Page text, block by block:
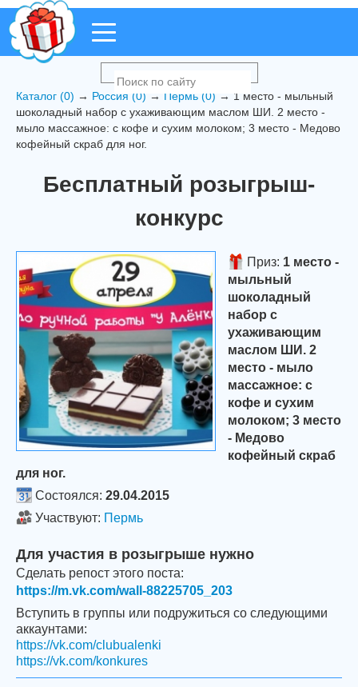
Каталог (0) → Россия (0) → Пермь (0) → 1 место - мыльный
шоколадный набор с ухаживающим маслом ШИ. 2 место -
мыло массажное: с кофе и сухим молоком; 3 место - Медово
кофейный скраб для ног.
Бесплатный розыгрыш-
конкурс
Приз: 1 место -
мыльный
шоколадный
набор с
ухаживающим
маслом ШИ. 2
место - мыло
массажное: с
кофе и сухим
молоком; 3 место
- Медово
кофейный скраб
для ног.
Состоялся: 29.04.2015
Участвуют: Пермь
Для участия в розыгрыше нужно
Сделать репост этого поста:
https://m.vk.com/wall-88225705_203
Вступить в группы или подружиться со следующими
аккаунтами:
https://vk.com/clubualenki
https://vk.com/konkures